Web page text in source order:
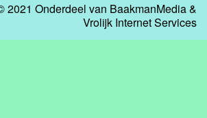
2021 Onderdeel van BaakmanMedia&
Vrolijk Internet Services